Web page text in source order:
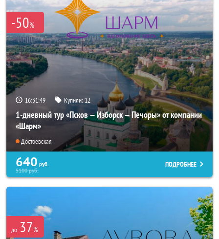
-50%
16:31:45 Купили: 12
1-дневный тур «Псков — Изборск — Печоры» от компании
«Шарм»
Достоевская
640 руб.
5100руб.
ПОДРОБНЕЕ
до 37%